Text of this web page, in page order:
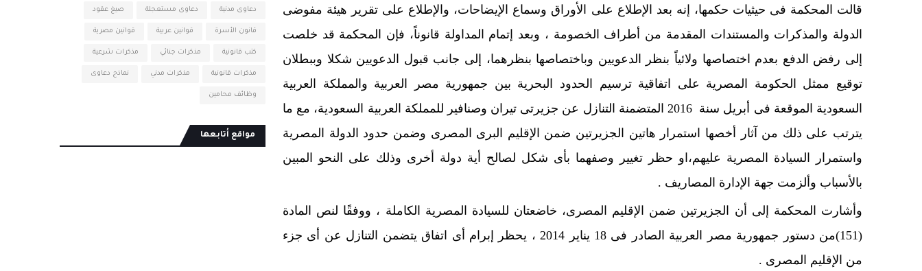
قالت المحكمة فى حيثيات حكمها، إنه بعد الإطلاع على الأوراق وسماع الإيضاحات، والإطلاع على تقرير هيئة مفوضى
الدولة والمذكرات والمستندات المقدمة من أطراف الخصومة ، وبعد إتمام المداولة قانوناً، فإن المحكمة قد خلصت
إلى رفض الدفع بعدم اختصاصها ولائياً بنظر الدعويين وباختصاصها بنظرهما، إلى جانب قبول الدعويين شكلا وببطلان
توقيع ممثل الحكومة المصرية على اتفاقية ترسيم الحدود البحرية بين جمهورية مصر العربية والمملكة العربية
السعودية الموقعة فى أبريل سنة 2016 المتضمنة التنازل عن جزيرتى تيران وصنافير للمملكة العربية السعودية، مع ما
يترتب على ذلك من آثار أخصها استمرار هاتين الجزيرتين ضمن الإقليم البرى المصرى وضمن حدود الدولة المصرية
واستمرار السيادة المصرية عليهم،او حظر تغيير وصفهما بأى شكل لصالح أية دولة أخرى وذلك على النحو المبين
بالأسباب وألزمت جهة الإدارة المصاريف .
وأشارت المحكمة إلى أن الجزيرتين ضمن الإقليم المصرى، خاضعتان للسيادة المصرية الكاملة ، ووفقًا لنص المادة
(151)من دستور جمهورية مصر العربية الصادر فى 18 يناير 2014 ، يحظر إبرام أى اتفاق يتضمن التنازل عن أى جزء
من الإقليم المصرى .
دعاوى مدنية دعاوى مستعجلة صيغ عقود
قانون الأسرة قوانين عربية قوانين مصرية
كتب قانونية مذكرات جنائي مذكرات شرعية
مذكرات قانونية مذكرات مدني نماذج دعاوى
وظائف محامين
مواقع أتابعها